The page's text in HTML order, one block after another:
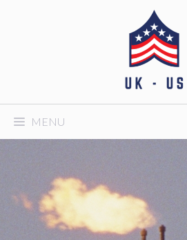
MENU